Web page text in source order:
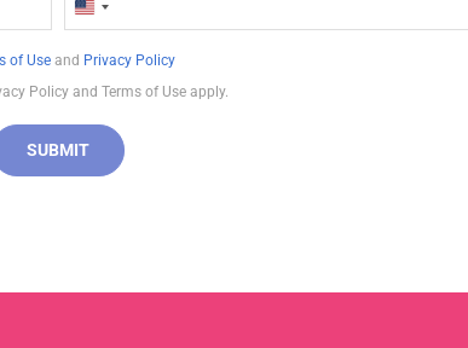
U
i
t
e
d
of Use and Privacy Policy
Policy and Terms of Use apply.
SUBMIT